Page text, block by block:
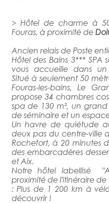
> Hôtel de charme à
Fouras, à proximité de
Ancien relais de Poste
Hôtel des Bains 3*** SPA
vous accueille dans
Situé à seulement 50
Fouras-les-bains, Le
propose 34 chambres
spa de 130 m², un
de séminaire et un
Un havre de quiétude
deux pas du centre-ville
Rochefort, à 20 minutes
des embarcadères
et Aix.
Notre hôtel labellisé
proximité de l'itinéraire
: Plus de 1 200 km à
découvrir !